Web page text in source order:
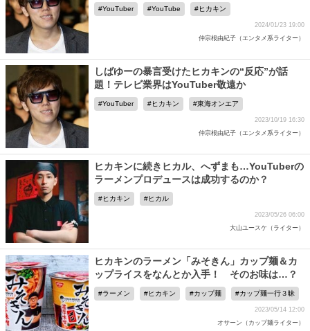
YouTuber YouTube ヒカキン
2024/01/23 19:00
仲宗根由紀子（エンタメ系ライター）
しばゆーの暴言受けたヒカキンの“反応”が話
題！テレビ業界はYouTuber敬遠か
YouTuber ヒカキン 東海オンエア
2023/10/19 16:30
仲宗根由紀子（エンタメ系ライター）
ヒカキンに続きヒカル、へずまも…YouTuberの
ラーメンプロデュースは成功するのか？
ヒカキン ヒカル
2023/05/26 06:00
大山ユースケ（ライター）
ヒカキンのラーメン「みそきん」カップ麺＆カ
ップライスをなんとか入手！ そのお味は…？
ラーメン ヒカキン カップ麺 カップ麺一行３昧
2023/05/14 12:00
オサーン（カップ麺ライター）